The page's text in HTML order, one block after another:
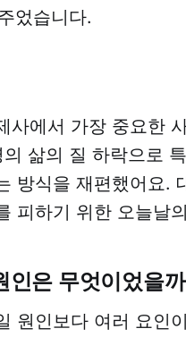
었습니다.
사에서 가장 중요한
삶의 질 하락으로
방식을 재편했어요.
피하기 위한 오늘날
인은 무엇이었을
원인보다 여러 요인